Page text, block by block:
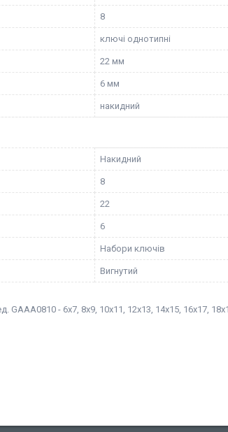
8
ключі однотипні
22 мм
6 мм
накидний
Накидний
8
22
6
Набори ключів
Вигнутий
GAAA0810 - 6х7, 8х9, 10х11, 12х13, 14х15, 16х17,